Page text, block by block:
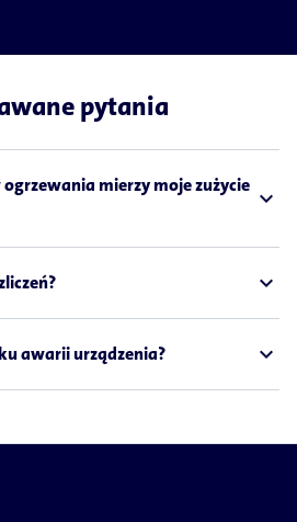
pytania
mierzy moje zużycie expand_less
expand_less
awarii urządzenia? expand_less